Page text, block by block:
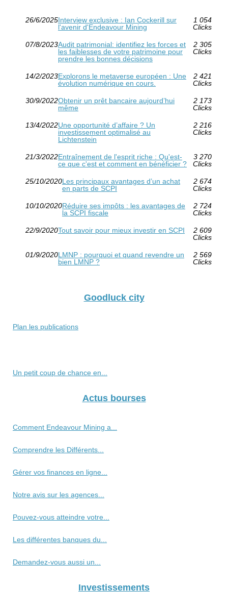
26/6/2025Interview exclusive : Ian Cockerill sur
l'avenir d'Endeavour Mining
1 054
Clicks
07/8/2023Audit patrimonial: identifiez les forces et
les faiblesses de votre patrimoine pour
prendre les bonnes décisions
2 305
Clicks
14/2/2023Explorons le metaverse européen : Une
évolution numérique en cours.
2 421
Clicks
30/9/2022Obtenir un prêt bancaire aujourd’hui
même
2 173
Clicks
13/4/2022Une opportunité d’affaire ? Un
investissement optimalisé au
Lichtenstein
2 216
Clicks
21/3/2022Entraînement de l'esprit riche : Qu'est-
ce que c'est et comment en bénéficier ?
3 270
Clicks
25/10/2020Les principaux avantages d’un achat
en parts de SCPI
2 674
Clicks
10/10/2020Réduire ses impôts : les avantages de
la SCPI fiscale
2 724
Clicks
22/9/2020Tout savoir pour mieux investir en SCPI
2 609
Clicks
01/9/2020LMNP : pourquoi et quand revendre un
bien LMNP ?
2 569
Clicks
Goodluck city
Plan les publications
Un petit coup de chance en...
Actus bourses
Comment Endeavour Mining a...
Comprendre les Différents...
Gérer vos finances en ligne...
Notre avis sur les agences...
Pouvez-vous atteindre votre...
Les différentes banques du...
Demandez-vous aussi un...
Investissements